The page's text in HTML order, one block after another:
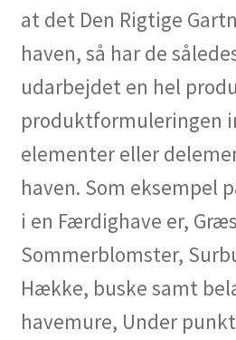
at det Den Rigtige
haven, så har de
udarbejdet en hel
produktformuleringen
elementer eller
haven. Som eksempel
i en Færdighave er,
Sommerblomster,
Hække, buske samt
havemure, Under